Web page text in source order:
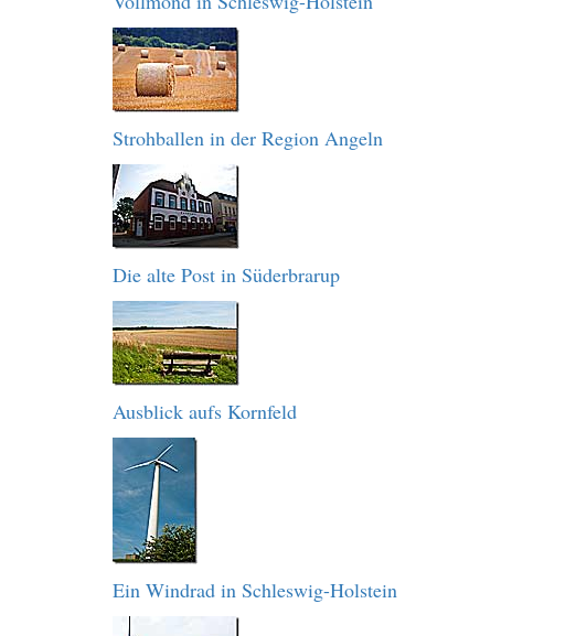
Strohballen in der Region Angeln
Die alte Post in Süderbrarup
Ausblick aufs Kornfeld
Ein Windrad in Schleswig-Holstein